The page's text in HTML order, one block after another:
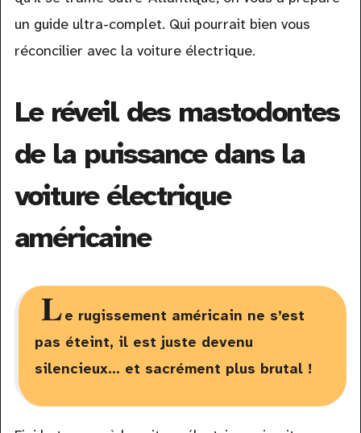
un guide ultra-complet. Qui pourrait bien vous
réconcilier avec la voiture électrique.
Le réveil des mastodontes
de la puissance dans la
voiture électrique
américaine
Le rugissement américain ne s’est
pas éteint, il est juste devenu
silencieux… et sacrément plus brutal !